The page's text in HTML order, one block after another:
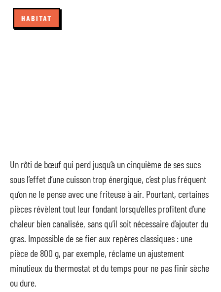
HABITAT
Un rôti de bœuf qui perd jusqu’à un cinquième de ses sucs
sous l’effet d’une cuisson trop énergique, c’est plus fréquent
qu’on ne le pense avec une friteuse à air. Pourtant, certaines
pièces révèlent tout leur fondant lorsqu’elles profitent d’une
chaleur bien canalisée, sans qu’il soit nécessaire d’ajouter du
gras. Impossible de se fier aux repères classiques : une
pièce de 800 g, par exemple, réclame un ajustement
minutieux du thermostat et du temps pour ne pas finir sèche
ou dure.